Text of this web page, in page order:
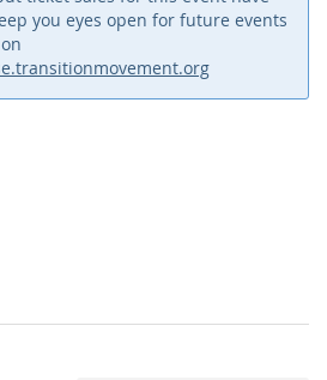
you eyes open for future events